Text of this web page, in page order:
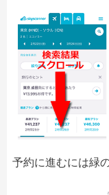
予約に進むには緑